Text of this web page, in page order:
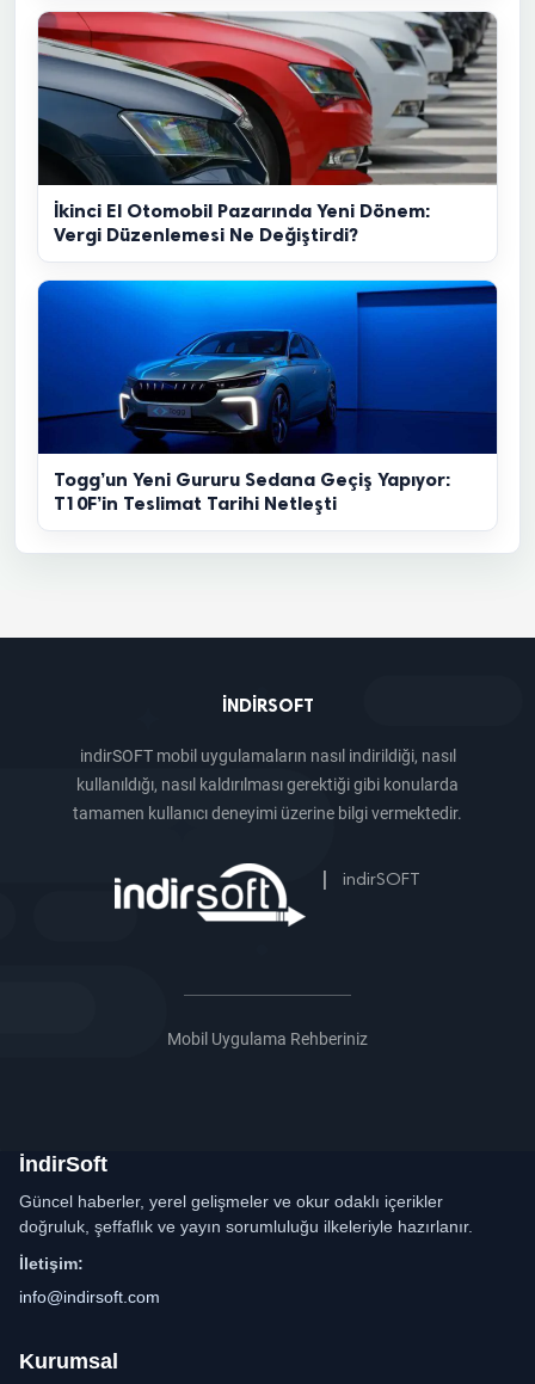
İkinci El Otomobil Pazarında Yeni Dönem:
Vergi Düzenlemesi Ne Değiştirdi?
Togg’un Yeni Gururu Sedana Geçiş Yapıyor:
T10F’in Teslimat Tarihi Netleşti
INDIRSOFT
indirSOFT mobil uygulamaların nasıl indirildiği, nasıl
kullanıldığı, nasıl kaldırılması gerektiği gibi konularda
tamamen kullanıcı deneyimi üzerine bilgi vermektedir.
indirSOFT
Mobil Uygulama Rehberiniz
İndirSoft
Güncel haberler, yerel gelişmeler ve okur odaklı içerikler
doğruluk, şeffaflık ve yayın sorumluluğu ilkeleriyle hazırlanır.
İletişim:
info@indirsoft.com
Kurumsal